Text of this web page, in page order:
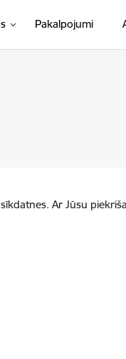
Pakalpojumi
Ar Jūsu